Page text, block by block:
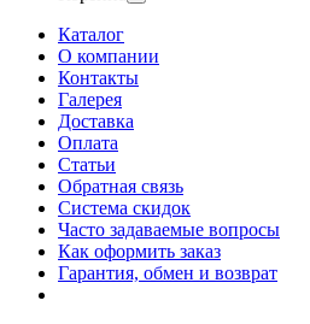
Каталог
О компании
Контакты
Галерея
Доставка
Оплата
Статьи
Обратная связь
Система скидок
Часто задаваемые вопросы
Как оформить заказ
Гарантия, обмен и возврат